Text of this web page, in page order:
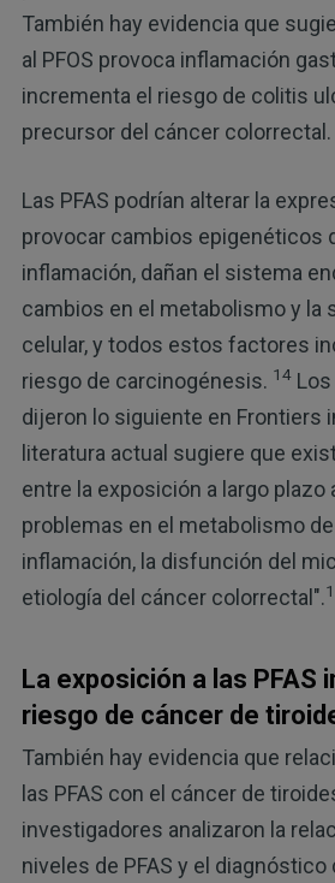
También hay evidencia que
al PFOS provoca inflamación
incrementa el riesgo de colitis
precursor del cáncer colorrectal.
Las PFAS podrían alterar la
provocar cambios epigenéticos
inflamación, dañan el sistema
cambios en el metabolismo y la
celular, y todos estos factores
riesgo de carcinogénesis. 14Los
dijeron lo siguiente en Frontiers
literatura actual sugiere que
entre la exposición a largo plazo
problemas en el metabolismo
inflamación, la disfunción del
etiología del cáncer colorrectal".
La exposición a las PFAS
riesgo de cáncer de
También hay evidencia que
las PFAS con el cáncer de
investigadores analizaron la
niveles de PFAS y el diagnóstico